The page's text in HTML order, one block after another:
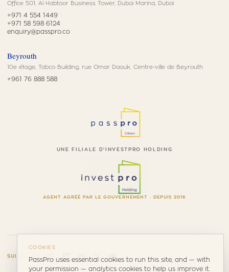
Office 501, Al Habtoor Business Tower, Dubai Marina, Dubaï
+971 4 554 1449
+971 58 598 6124
enquiry@passpro.co
Beyrouth
10e étage, Tabco Building, rue Omar Daouk, Centre-ville de Beyrouth
+961 76 888 588
UNE FILIALE D'INVESTPRO HOLDING
AGENT AGRÉÉ PAR LE GOUVERNEMENT · DEPUIS 2016
SUIVRE
COOKIES
PassPro uses essential cookies to run this site, and — with
your permission — analytics cookies to help us improve it.